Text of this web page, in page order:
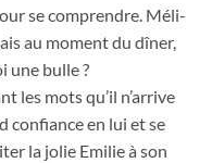
se comprendre. Méli-
au moment du dîner,
une bulle ?
les mots qu’il n’arrive
confiance en lui et se
la jolie Emilie à son